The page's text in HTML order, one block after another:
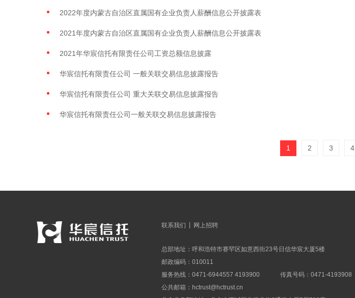
2022年度内蒙古自治区直属国有企业负责人薪酬信息公开披露表
2021年度内蒙古自治区直属国有企业负责人薪酬信息公开披露表
2021年华宸信托有限责任公司工资总额信息披露
华宸信托有限责任公司 一般关联交易信息披露报告
华宸信托有限责任公司 重大关联交易信息披露报告
华宸信托有限责任公司一般关联交易信息披露报告
1 2 3 4
联系我们 网上招聘
总部地址：呼和浩特市赛罕区如意西街23号日信华宸大厦5楼
邮政编码：010011
服务热线：0471-6944557 4193900
传真号码：0471-4193908
公共邮箱： hctrust@hctrust.cn